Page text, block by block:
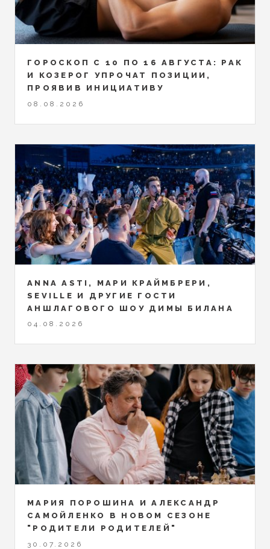
ГОРОСКОП С 10 ПО 16 АВГУСТА: РАК
И КОЗЕРОГ УПРОЧАТ ПОЗИЦИИ,
ПРОЯВИВ ИНИЦИАТИВУ
08.08.2026
ANNA ASTI, МАРИ КРАЙМБРЕРИ,
SEVILLE И ДРУГИЕ ГОСТИ
АНШЛАГОВОГО ШОУ ДИМЫ БИЛАНА
04.08.2026
МАРИЯ ПОРОШИНА И АЛЕКСАНДР
САМОЙЛЕНКО В НОВОМ СЕЗОНЕ
"РОДИТЕЛИ РОДИТЕЛЕЙ"
30.07.2026